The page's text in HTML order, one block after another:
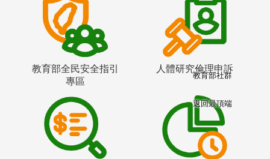
教育部全民安全指引
專區
人體研究倫理申訴
教育部社群
返回最頂端